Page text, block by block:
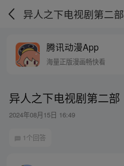
异人之下电视剧第二部
腾讯动漫App
海量正版漫画畅快看
异人之下电视剧第二部
2024年08月15日 16:49
1个回答